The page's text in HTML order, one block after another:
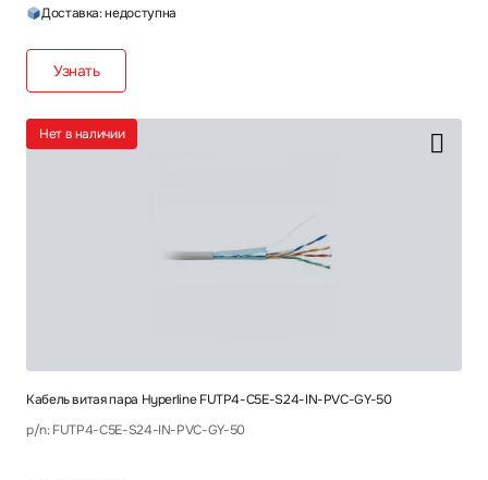
Доставка: недоступна
Узнать
Кабель витая пара Hyperline FUTP4-C5E-S24-IN-PVC-GY-50
p/n: FUTP4-C5E-S24-IN-PVC-GY-50
Нет в наличии